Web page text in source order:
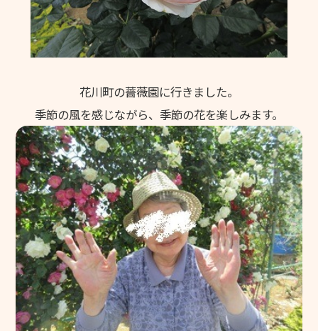
花川町の薔薇園に行きました。
季節の風を感じながら、季節の花を楽しみます。